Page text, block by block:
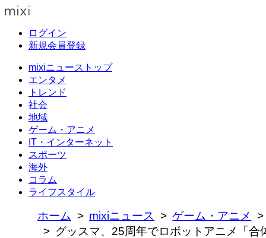
ログイン
新規会員登録
mixiニューストップ
エンタメ
トレンド
社会
地域
ゲーム・アニメ
IT・インターネット
スポーツ
海外
コラム
ライフスタイル
ホーム mixiニュース
ゲーム・アニメ
グッスマ、25周年でロボットアニメ「